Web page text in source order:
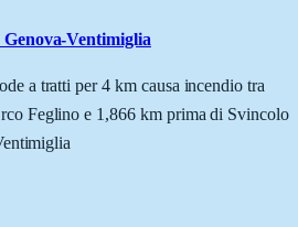
Genova-Ventimiglia
a tratti per 4 km causa incendio tra
Feglino e 1,866 km prima di Svincolo